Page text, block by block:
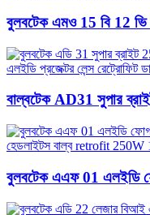
বুলবটেক এমও 15 বি 12
বাল্বটেক AD31 সুপার
বুলবটেক এএফ 01 এলইডি